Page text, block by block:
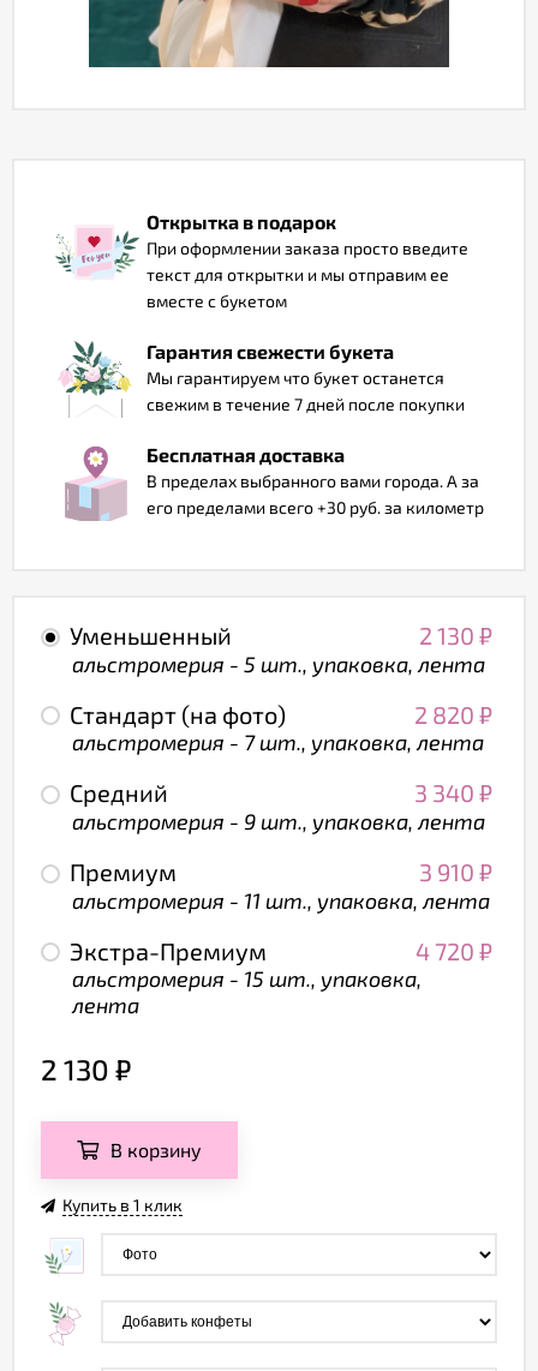
конфиденциальности
Открытка в подарок
При оформлении заказа просто введите
текст для открытки и мы отправим ее
вместе с букетом
Гарантия свежести букета
Мы гарантируем что букет останется
свежим в течение 7 дней после покупки
Бесплатная доставка
В пределах выбранного вами города. А за
его пределами всего +30 руб. за километр
Уменьшенный 2 130 ₽
альстромерия - 5 шт., упаковка, лента
Стандарт (на фото) 2 820 ₽
альстромерия - 7 шт., упаковка, лента
Средний 3 340 ₽
альстромерия - 9 шт., упаковка, лента
Премиум 3 910 ₽
альстромерия - 11 шт., упаковка, лента
Экстра-Премиум 4 720 ₽
альстромерия - 15 шт., упаковка,
лента
2 130 ₽
В корзину
Купить в 1 клик